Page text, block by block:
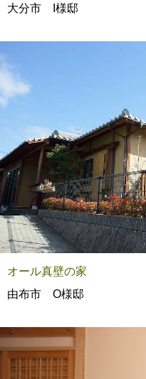
大分市 I様邸
オール真壁の家
由布市 O様邸